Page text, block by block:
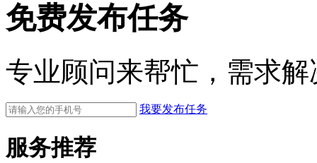
免费发布任务
专业顾问来帮忙，需求
我要发布任务
服务推荐